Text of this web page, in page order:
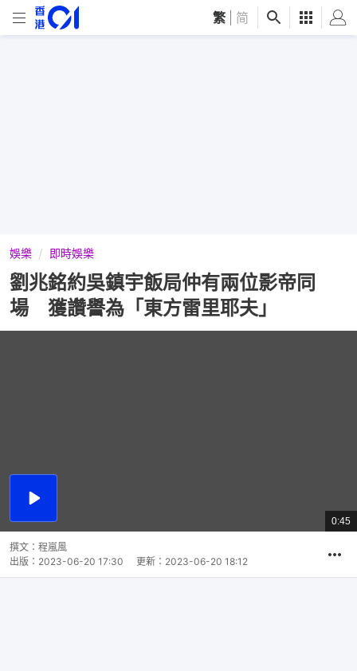
繁 简
娛樂 即時娛樂
劉兆銘約吳鎮宇飯局仲有兩位影帝同
場 獲讚譽為「東方雷里耶夫」
播
總
共
0:45
撰文： 程嵐風
出版： 2023-06-20 17:30 更新： 2023-06-20 18:12